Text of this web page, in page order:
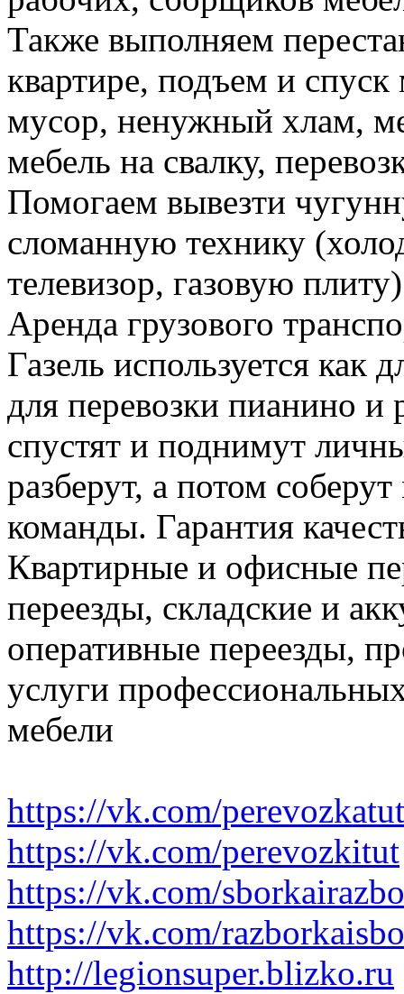
Также выполняем
квартире, подъем и
мусор, ненужный хлам,
мебель на свалку,
Помогаем вывезти
сломанную технику
телевизор, газовую плиту)
Аренда грузового
Газель используется как
для перевозки пианино и
спустят и поднимут
разберут, а потом
команды. Гарантия
Квартирные и офисные
переезды, складские и
оперативные переезды,
услуги
мебели
https://vk.com/perevozkatut
https://vk.com/perevozkitut
https://vk.com/
https://vk.com/
http://legionsuper.blizko.ru